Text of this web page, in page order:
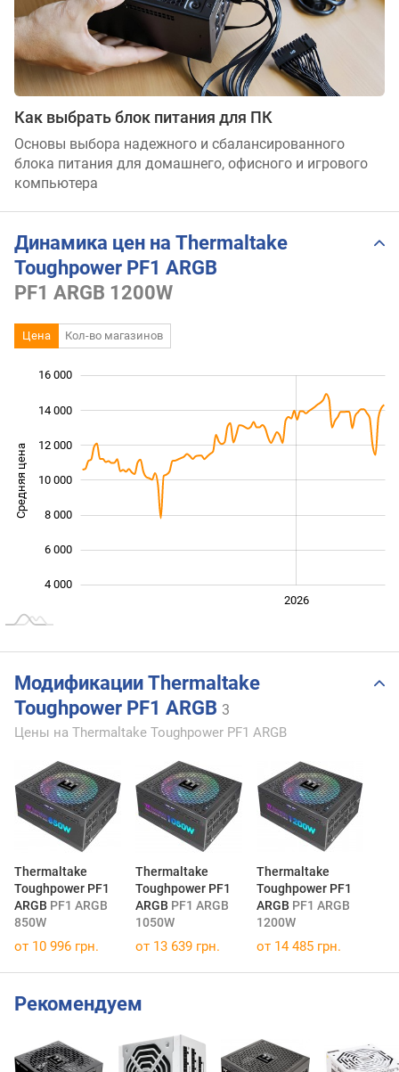
Как выбрать блок питания для ПК
Основы выбора надежного и сбалансированного
блока питания для домашнего, офисного и игрового
компьютера
Динамика цен на Thermaltake
Toughpower PF1 ARGB
PF1 ARGB 1200W
Цена Кол-во магазинов
Средняя цена 10 000
4 000
6 000
8 000
10 000
12 000
14 000
16 000
2026
Модификации Thermaltake
Toughpower PF1 ARGB 3
Цены на Thermaltake Toughpower PF1 ARGB
Thermaltake
Toughpower PF1
ARGB PF1 ARGB
850W
Thermaltake
Toughpower PF1
ARGB PF1 ARGB
1050W
Thermaltake
Toughpower PF1
ARGB PF1 ARGB
1200W
от 10 996 грн. от 13 639 грн. от 14 485 грн.
Рекомендуем